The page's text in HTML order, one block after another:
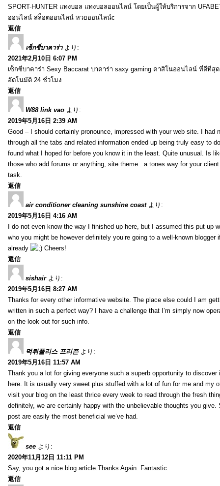
SPORT-HUNTER แทงบอล แทงบอลออนไลน์ โดยเป็นผู้ให้บริการจาก
ออนไลน์ สล็อตออนไลน์ หวยออนไลน์c
返信
เซ็กซี่บาคาร่า より:
2021年2月10日 6:07 PM
เซ็กซี่บาคาร่า Sexy Baccarat บาคาร่า saxy gaming คาสิโนออนไลน์ ที่ดีที่สุ
อัตโนมัติ 24 ชั่วโมง
返信
W88 link vao より:
2019年5月16日 2:39 AM
Good – I should certainly pronounce, impressed with your web site. I had
through all the tabs and related information ended up being truly easy to
found what I hoped for before you know it in the least. Quite unusual. Is
those who add forums or anything, site theme . a tones way for your
task.
返信
air conditioner cleaning sunshine coast より:
2019年5月16日 4:16 AM
I do not even know the way I finished up here, but I assumed this put up
who you might be however definitely you’re going to a well-known blogger
already
Cheers!
返信
sishair より:
2019年5月16日 8:27 AM
Thanks for every other informative website. The place else could I am
written in such a perfect way? I have a challenge that I’m simply now
on the look out for such info.
返信
먹튀폴리스 프리즌 より:
2019年5月16日 11:57 AM
Thank you a lot for giving everyone such a superb opportunity to discover
here. It is usually very sweet plus stuffed with a lot of fun for me and my
visit your blog on the least thrice every week to read through the fresh
definitely, we are certainly happy with the unbelievable thoughts you
post are easily the most beneficial we’ve had.
返信
see より:
2020年11月12日 11:11 PM
Say, you got a nice blog article.Thanks Again. Fantastic.
返信